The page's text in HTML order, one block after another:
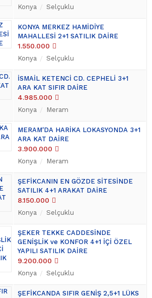
Konya Selçuklu
KONYA MERKEZ HAMİDİYE
MAHALLESİ 2+1 SATILIK DAİRE
1.550.000
Konya Selçuklu
İSMAİL KETENCİ CD. CEPHELİ 3+1
ARA KAT SIFIR DAİRE
4.985.000
Konya Meram
MERAM'DA HARİKA LOKASYONDA 3+1
ARA KAT DAİRE
3.900.000
Konya Meram
ŞEFİKCANIN EN GÖZDE SİTESİNDE
SATILIK 4+1 ARAKAT DAİRE
8.150.000
Konya Selçuklu
ŞEKER TEKKE CADDESİNDE
GENİŞLİK ve KONFOR 4+1 İÇİ ÖZEL
YAPILI SATILIK DAİRE
9.200.000
Konya Selçuklu
ŞEFİKCANDA SIFIR GENİŞ 2,5+1 LÜKS